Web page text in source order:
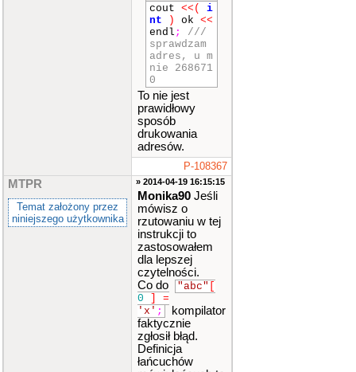
cout << (
i
nt
) ok <<
endl ;
///
sprawdzam
adres, u m
nie 268671
0
To nie jest
prawidłowy
sposób
drukowania
adresów.
P-108367
MTPR
Temat założony przez
niniejszego użytkownika
» 2014-04-19 16:15:15
Monika90 Jeśli
mówisz o
rzutowaniu w tej
instrukcji to
zastosowałem
dla lepszej
czytelności.
Co do
"abc" [
0
]
=
'x' ;
kompilator
faktycznie
zgłosił błąd.
Definicja
łańcuchów